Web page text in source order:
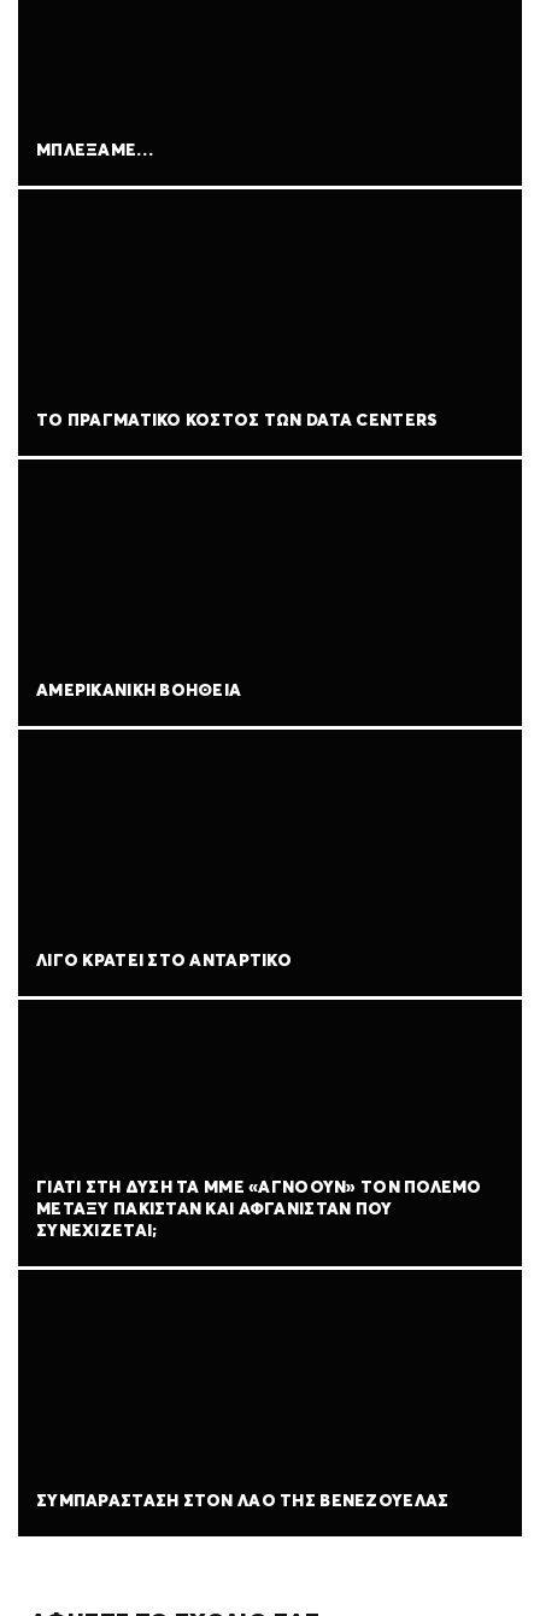
ΜΠΛΈΞΑΜΕ…
ΤΟ ΠΡΑΓΜΑΤΙΚΌ ΚΌΣΤΟΣ ΤΩΝ DATA CENTERS
ΑΜΕΡΙΚΑΝΙΚΉ ΒΟΉΘΕΙΑ
ΛΊΓΟ ΚΡΆΤΕΙ ΣΤΟ ΑΝΤΆΡΤΙΚΟ
ΓΙΑΤΊ ΣΤΗ ΔΎΣΗ ΤΑ ΜΜΕ «ΑΓΝΟΟΎΝ» ΤΟΝ ΠΌΛΕΜΟ
ΜΕΤΑΞΎ ΠΑΚΙΣΤΆΝ ΚΑΙ ΑΦΓΑΝΙΣΤΆΝ ΠΟΥ
ΣΥΝΕΧΊΖΕΤΑΙ;
ΣΥΜΠΑΡΆΣΤΑΣΗ ΣΤΟΝ ΛΑΌ ΤΗΣ ΒΕΝΕΖΟΥΈΛΑΣ